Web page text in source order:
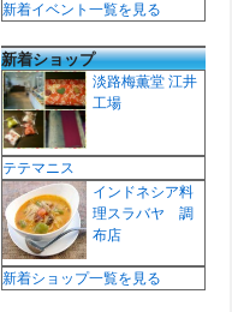
新着イベント一覧を見る
新着ショップ
淡路梅薫堂 江井
工場
テテマニス
インドネシア料
理スラバヤ 調
布店
新着ショップ一覧を見る